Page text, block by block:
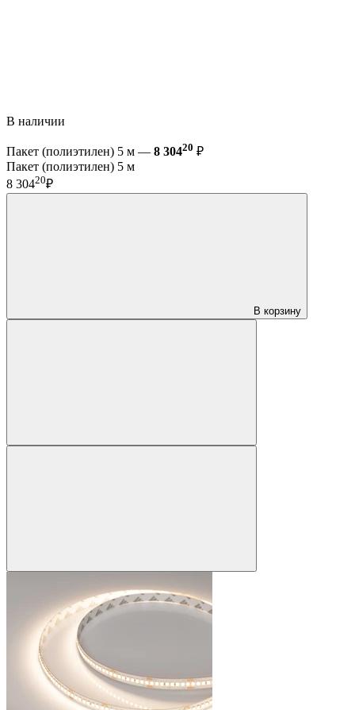
В наличии
Пакет (полиэтилен) 5 м — 8 30420 ₽
Пакет (полиэтилен) 5 м
8 30420₽
В корзину